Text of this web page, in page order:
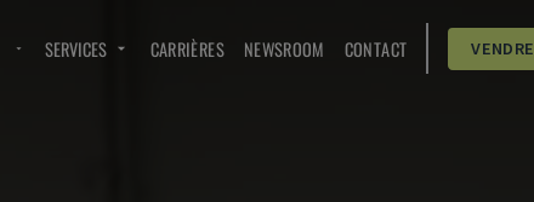
SERVICES CARRIÈRES NEWSROOM CONTACT VENDRE